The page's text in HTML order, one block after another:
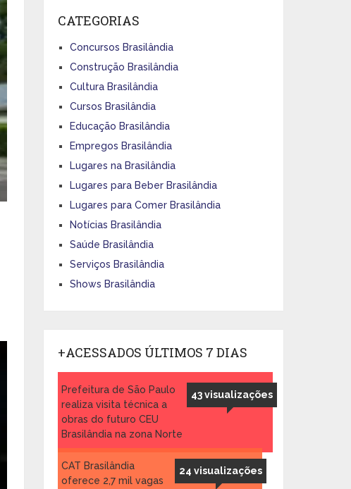
CATEGORIAS
Concursos Brasilândia
Construção Brasilândia
Cultura Brasilândia
Cursos Brasilândia
Educação Brasilândia
Empregos Brasilândia
Lugares na Brasilândia
Lugares para Beber Brasilândia
Lugares para Comer Brasilândia
Notícias Brasilândia
Saúde Brasilândia
Serviços Brasilândia
Shows Brasilândia
+ACESSADOS ÚLTIMOS 7 DIAS
43 visualizações
Prefeitura de São Paulo
realiza visita técnica a
obras do futuro CEU
Brasilândia na zona Norte
24 visualizações
CAT Brasilândia
oferece 2,7 mil vagas